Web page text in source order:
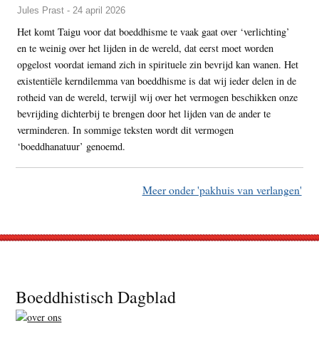
Jules Prast - 24 april 2026
Het komt Taigu voor dat boeddhisme te vaak gaat over ‘verlichting’
en te weinig over het lijden in de wereld, dat eerst moet worden
opgelost voordat iemand zich in spirituele zin bevrijd kan wanen. Het
existentiële kerndilemma van boeddhisme is dat wij ieder delen in de
rotheid van de wereld, terwijl wij over het vermogen beschikken onze
bevrijding dichterbij te brengen door het lijden van de ander te
verminderen. In sommige teksten wordt dit vermogen
‘boeddhanatuur’ genoemd.
Meer onder 'pakhuis van verlangen'
Footer
Boeddhistisch Dagblad